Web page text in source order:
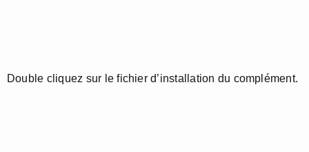
Double cliquez sur le fichier d’installation du complément.